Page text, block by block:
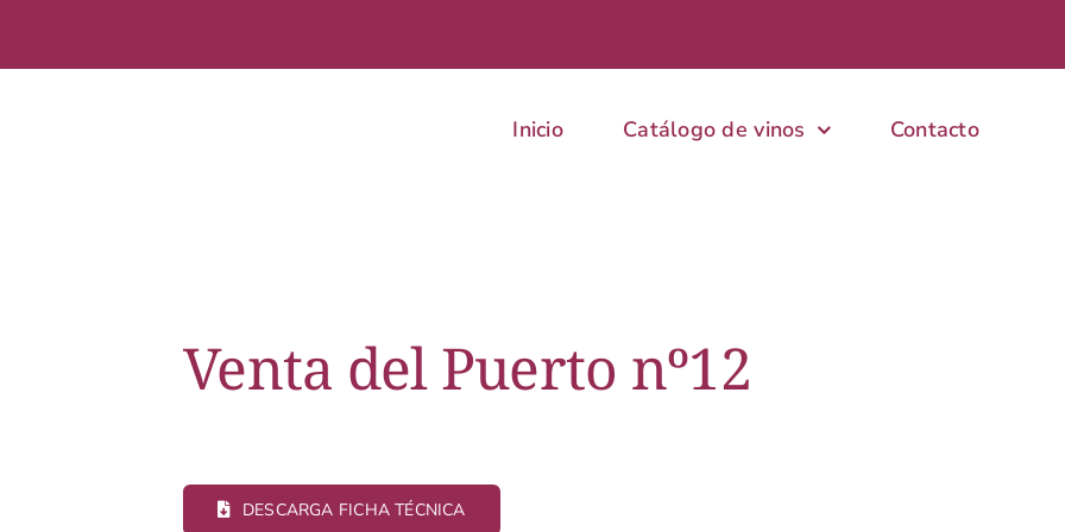
Inicio Catálogo de vinos Contacto
Venta del Puerto nº12
DESCARGA FICHA TÉCNICA